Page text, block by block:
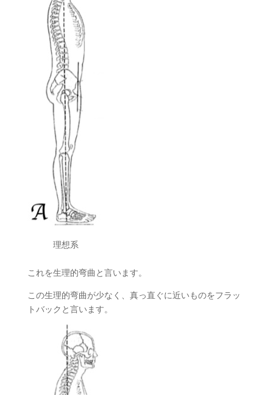
理想系
これを生理的弯曲と言います。
この生理的弯曲が少なく、真っ直ぐに近いものをフラッ
トバックと言います。